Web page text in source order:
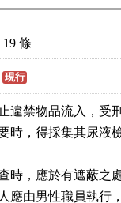
條
現行
違禁物品流入，受
時，得採集其尿液
時，應於有遮蔽之
應由男性職員執行